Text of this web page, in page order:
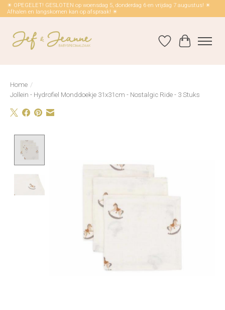
☀ OPEGELET! GESLOTEN op woensdag 5, donderdag 6 en vrijdag 7 augustus! ☀
Afhalen en langskomen kan op afspraak! ☀
Verlanglijst
Home /
Jollein - Hydrofiel Monddoekje 31x31cm - Nostalgic Ride - 3 Stuks